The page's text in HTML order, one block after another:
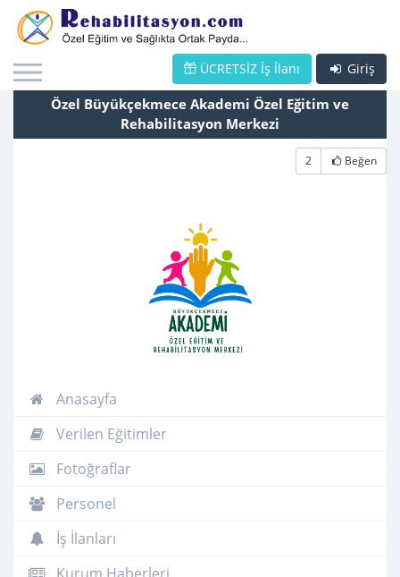
Giriş
ÜCRETSİZ İş İlanı
Özel Büyükçekmece Akademi Özel Eğitim ve
Rehabilitasyon Merkezi
2 Beğen
Anasayfa
Verilen Eğitimler
Fotoğraflar
Personel
İş İlanları